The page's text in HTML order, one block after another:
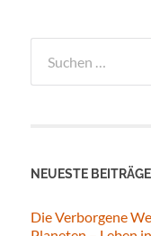
nach:
NEUESTE BEITRÄGE
Die Verborgene